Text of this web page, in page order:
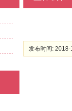
发布时间: